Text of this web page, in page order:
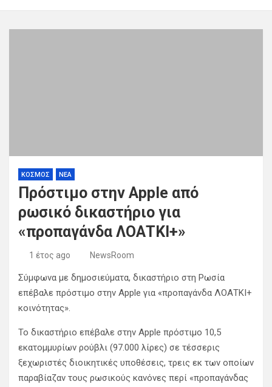
ΚΟΣΜΟΣ ΝΕΑ
Πρόστιμο στην Apple από
ρωσικό δικαστήριο για
«προπαγάνδα ΛΟΑΤΚΙ+»
1 έτος ago NewsRoom
Σύμφωνα με δημοσιεύματα, δικαστήριο στη Ρωσία
επέβαλε πρόστιμο στην Apple για «προπαγάνδα ΛΟΑΤΚΙ+
κοινότητας».
Το δικαστήριο επέβαλε στην Apple πρόστιμο 10,5
εκατομμυρίων ρούβλι (97.000 λίρες) σε τέσσερις
ξεχωριστές διοικητικές υποθέσεις, τρεις εκ των οποίων
παραβίαζαν τους ρωσικούς κανόνες περί «προπαγάνδας